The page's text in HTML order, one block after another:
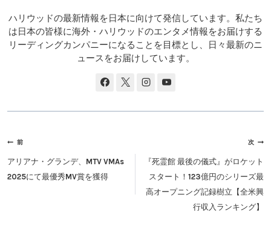
ハリウッドの最新情報を日本に向けて発信しています。私たち
は日本の皆様に海外・ハリウッドのエンタメ情報をお届けする
リーディングカンパニーになることを目標とし、日々最新のニ
ュースをお届けしています。
投
稿
ナ
前
アリアナ・グランデ、MTV VMAs
2025にて最優秀MV賞を獲得
次
『死霊館 最後の儀式』がロケット
スタート！123億円のシリーズ最
高オープニング記録樹立【全米興
行収入ランキング】